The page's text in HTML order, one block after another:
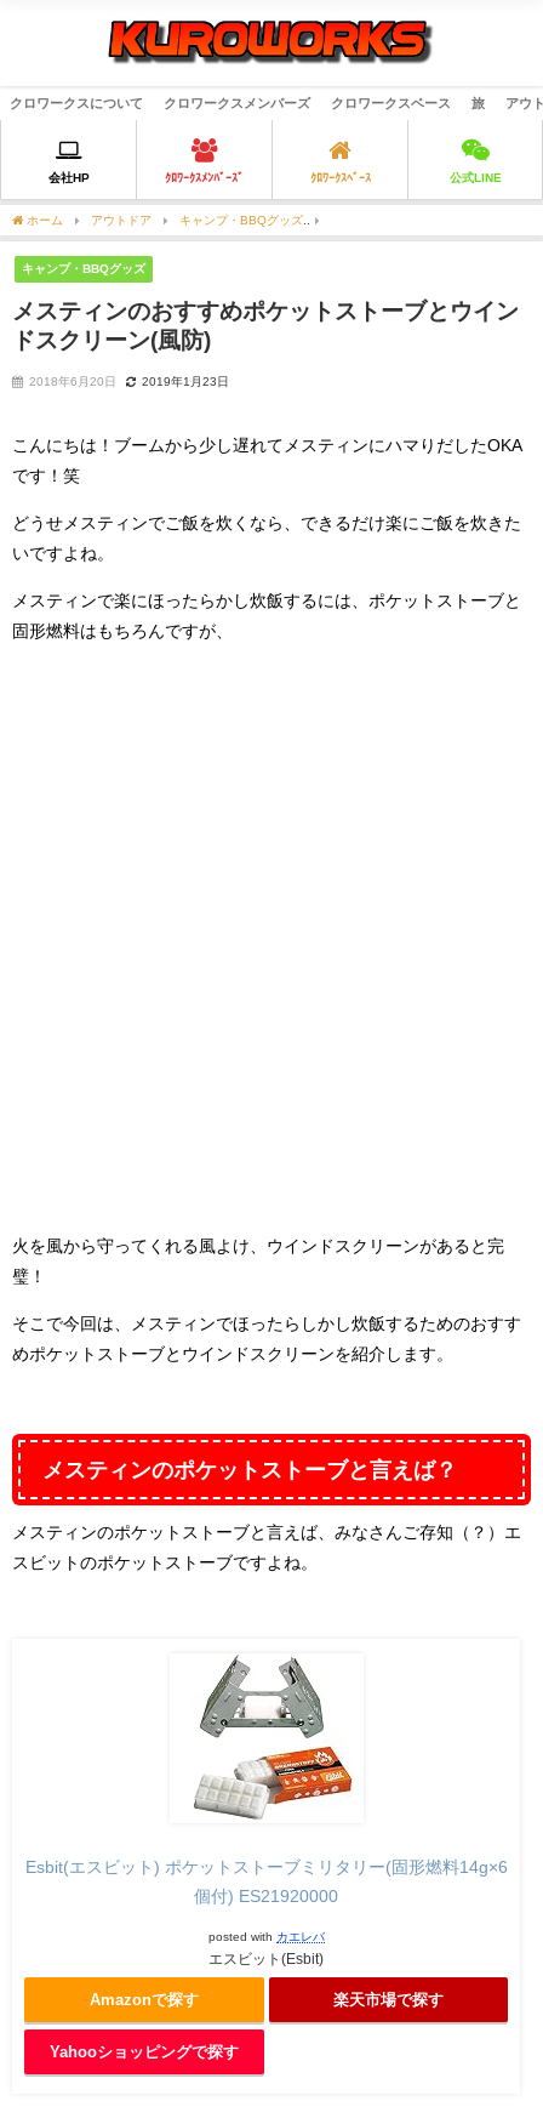
クロワークスについて クロワークスメンバーズ クロワークスベース 旅 アウ
会社HP ｸﾛﾜｰｸｽﾒﾝﾊﾞｰｽﾞ ｸﾛﾜｰｸｽﾍﾞｰｽ 公式LINE
ホーム アウトドア キャンプ・BBQグッズ
キャンプ・BBQグッズ
メスティンのおすすめポケットストーブとウイン
ドスクリーン(風防)
2018年6月20日 2019年1月23日
こんにちは！ブームから少し遅れてメスティンにハマりだしたOKA
です！笑
どうせメスティンでご飯を炊くなら、できるだけ楽にご飯を炊きた
いですよね。
メスティンで楽にほったらかし炊飯するには、ポケットストーブと
固形燃料はもちろんですが、
火を風から守ってくれる風よけ、ウインドスクリーンがあると完
璧！
そこで今回は、メスティンでほったらしかし炊飯するためのおすす
めポケットストーブとウインドスクリーンを紹介します。
メスティンのポケットストーブと言えば？
メスティンのポケットストーブと言えば、みなさんご存知（？）エ
スビットのポケットストーブですよね。
Esbit(エスビット) ポケットストーブミリタリー(固形燃料14g×6
個付) ES21920000
posted with カエレバ
エスビット(Esbit)
Amazonで探す 楽天市場で探す
Yahooショッピングで探す